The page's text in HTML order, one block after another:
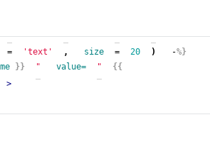
= 'text' , size = 20 ) -%}
}} " value= "
{{
>